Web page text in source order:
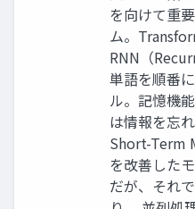
を向けて重
ム。
RNN（
単語を順番
ル。記憶機
は情報を忘
Short-Term
を改善した
だが、それ